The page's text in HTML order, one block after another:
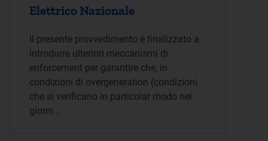
Elettrico Nazionale
Il presente provvedimento è finalizzato a
introdurre ulteriori meccanismi di
enforcement per garantire che, in
condizioni di overgeneration (condizioni
che si verificano in particolar modo nei
giorni…